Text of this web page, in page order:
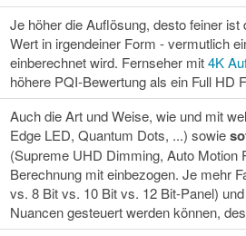
Je höher die Auflösung, desto feiner
Wert in irgendeiner Form - vermutlich
einberechnet wird. Fernseher mit4K
höhere PQI-Bewertung als ein Full HD
Auch die Art und Weise, wie und mit
Edge LED, Quantum Dots, ...) sowie
(Supreme UHD Dimming, Auto Motion
Berechnung mit einbezogen. Je mehr
vs. 8 Bit vs. 10 Bit vs. 12 Bit-Panel)
Nuancen gesteuert werden können,